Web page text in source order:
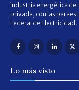
industria energética del
privada, con las
Federal de Electricidad.
Lo más visto